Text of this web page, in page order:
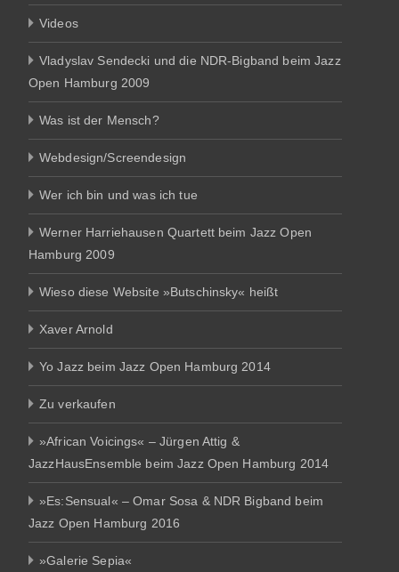
Videos
Vladyslav Sendecki und die NDR-Bigband beim Jazz
Open Hamburg 2009
Was ist der Mensch?
Webdesign/Screendesign
Wer ich bin und was ich tue
Werner Harriehausen Quartett beim Jazz Open
Hamburg 2009
Wieso diese Website »Butschinsky« heißt
Xaver Arnold
Yo Jazz beim Jazz Open Hamburg 2014
Zu verkaufen
»African Voicings« – Jürgen Attig &
JazzHausEnsemble beim Jazz Open Hamburg 2014
»Es:Sensual« – Omar Sosa & NDR Bigband beim
Jazz Open Hamburg 2016
»Galerie Sepia«